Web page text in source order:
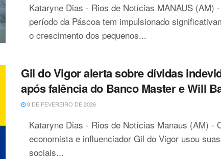
Kataryne Dias - Rios de Notícias MANAUS (AM)
período da Páscoa tem impulsionado
o crescimento dos pequenos...
Gil do Vigor alerta sobre dívidas
após falência do Banco Master e Will
8 DE FEVEREIRO DE 2026
Kataryne Dias - Rios de Notícias Manaus (AM) -
economista e influenciador Gil do Vigor usou
sociais...